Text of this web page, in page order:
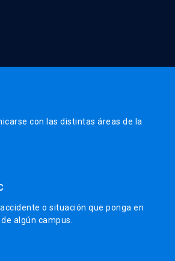
con las distintas áreas de la
o situación que ponga en
algún campus.